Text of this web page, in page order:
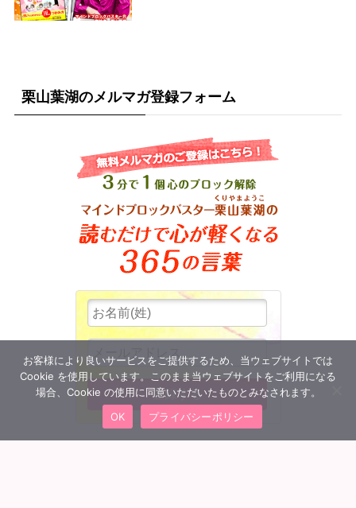
栗山葉湖のメルマガ登録フォーム
お客様により良いサービスをご提供するため、当ウェブサイトでは
Cookie を使用しています。このまま当ウェブサイトをご利用になる
場合、Cookie の使用に同意いただいたものとみなされます。
OK
プライバシーポリシー